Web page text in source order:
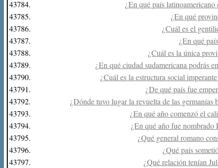
43784.
¿En qué país
43785.
¿En qué
43786.
¿Cuál es el
43787.
¿En qué
43788.
¿Cuál es la única
43789.
¿En qué ciudad sudamericana podrás
43790.
¿Cuál es la estructura social
43791.
¿De qué país fue
43792.
¿Dónde tuvo lugar la revuelta de las
43793.
¿En qué año comenzó el
43794.
¿En qué año fue
43795.
¿Qué general romano
43796.
¿Qué país
43797.
¿Qué relación tenían